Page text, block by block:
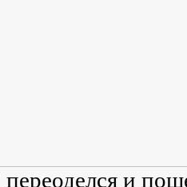
и